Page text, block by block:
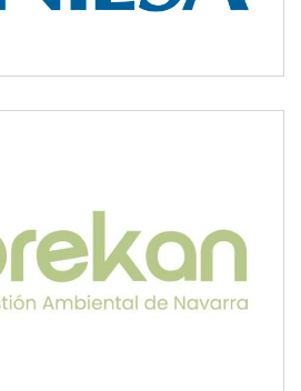
OREKAN
Medio ambiente